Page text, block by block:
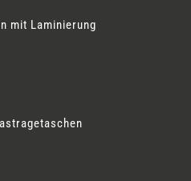
mit Laminierung